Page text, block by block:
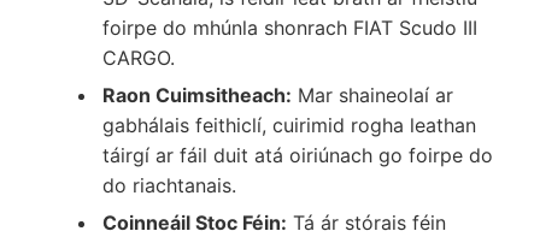
foirpe do mhúnla shonrach FIAT Scudo III
CARGO.
Raon Cuimsitheach: Mar shaineolaí ar
gabhálais feithiclí, cuirimid rogha leathan
táirgí ar fáil duit atá oiriúnach go foirpe do
do riachtanais.
Coinneáil Stoc Féin: Tá ár stórais féin